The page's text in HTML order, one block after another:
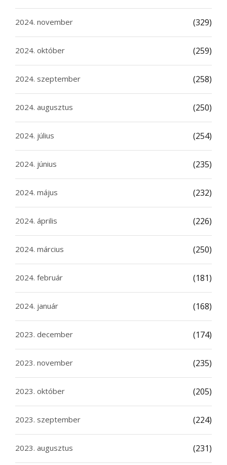
2024. november (329)
2024. október (259)
2024. szeptember (258)
2024. augusztus (250)
2024. július (254)
2024. június (235)
2024. május (232)
2024. április (226)
2024. március (250)
2024. február (181)
2024. január (168)
2023. december (174)
2023. november (235)
2023. október (205)
2023. szeptember (224)
2023. augusztus (231)